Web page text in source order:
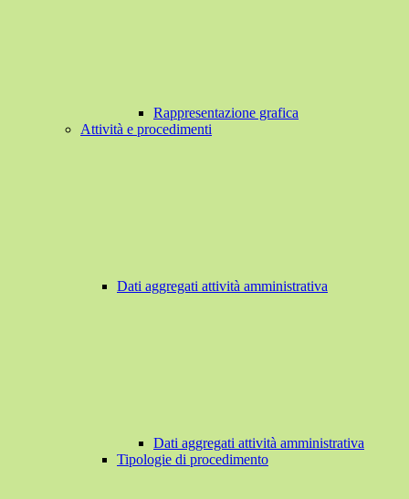
Rappresentazione grafica
Attività e procedimenti
Dati aggregati attività amministrativa
Dati aggregati attività amministrativa
Tipologie di procedimento